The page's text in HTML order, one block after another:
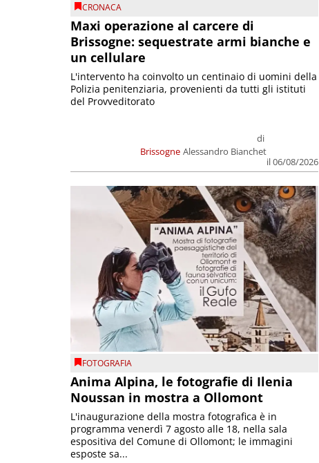
CRONACA
Maxi operazione al carcere di
Brissogne: sequestrate armi bianche e
un cellulare
Brissogne
di
Alessandro Bianchet
il 06/08/2026
L'intervento ha coinvolto un centinaio di uomini della
Polizia penitenziaria, provenienti da tutti gli istituti
del Provveditorato
FOTOGRAFIA
Anima Alpina, le fotografie di Ilenia
Noussan in mostra a Ollomont
L'inaugurazione della mostra fotografica è in
programma venerdì 7 agosto alle 18, nella sala
espositiva del Comune di Ollomont; le immagini
esposte sa...